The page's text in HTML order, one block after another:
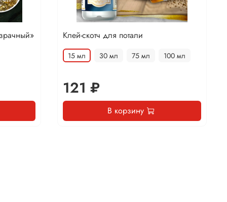
Клей-скотч для потали
15 мл 30 мл 75 мл 100 мл
121 ₽
В корзину